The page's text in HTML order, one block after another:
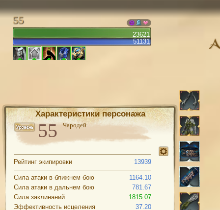
23621
51131
55
Характеристики персонажа
Чародей
Рейтинг экипировки 13939
Сила атаки в ближнем бою
1164.10
Сила атаки в дальнем бою
781.67
Сила заклинаний
1815.07
Эффективность исцеления
37.20